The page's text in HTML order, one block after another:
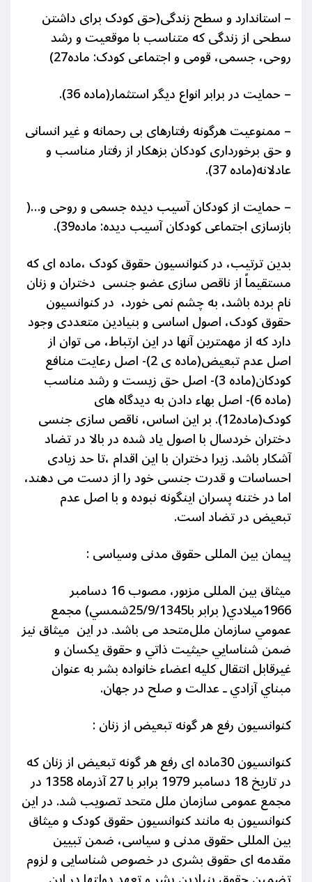
– استاندارد و سطح زندگی(حق کودک برای داشتن
سطحی از زندگی که متناسب با موقعیت و رشد
روحی، جسمی، قومی و اجتماعی کودک: ماده27)
– حمایت در برابر انواع دیگر استثمار(ماده 36).
– ممنوعیت هرگونه رفتارهای بی رحمانه و غیر انسانی
و حق برخورداری کودکان بزهکار از رفتار مناسب و
عادلانه(ماده 37).
– حمایت از کودکان آسیب دیده جسمی و روحی و…(
بازسازی اجتماعی کودکان آسیب دیده: ماده39).
بدین ترتیب، در کنوانسیون حقوق کودک ،ماده ای که
مستقیماً از ناقص سازی عضو جنسی دختران و زنان
نام برده باشد، به چشم نمی خورد، در کنوانسیون
حقوق کودک، اصول اساسی و بنیادین متعددی وجود
دارد که از مهمترین آنها در این ارتباط، می توان از
اصل عدم تبعیض(ماده ی 2)- اصل رعایت منافع
کودکان(ماده 3)- اصل حق زیست و رشد مناسب
(ماده 6)- اصل بهاء دادن به دیدگاه های
کودک(ماده12). بر این اساس، ناقص سازی جنسی
دختران خردسال با اصول یاد شده در بالا در تضاد
آشکار باشد. زیرا دختران با این اقدام ،تا حد زیادی
احساسات و قدرت جنسی خود را از دست می دهند،
اما در ختنه پسران اینگونه نبوده و با اصل عدم
تبعیض در تضاد است.
پیمان بین المللی حقوق مدنی وسیاسی :
میثاق بین المللی مزبور، مصوب‌ 16 دسامبر
1966ميلادي‌( برابر با25/9/1345شمسي‌) مجمع‌
عمومي‌ سازمان‌ ملل‌متحد می باشد. در این میثاق نیز
ضمن‌ شناسايي‌ حيثيت‌ ذاتي‌ و حقوق‌ يكسان‌ و
غيرقابل‌ انتقال‌ كليه‌ اعضاء خانواده‌ بشر به عنوان
مبناي‌ آزادي‌ ـ عدالت‌ و صلح‌ در جهان.
کنوانسیون رفع هر گونه تبعیض از زنان :
کنوانسیون 30ماده ای رفع هر گونه تبعیض از زنان که
در تاریخ 18 دسامبر 1979 برابر با 27 آذرماه 1358 در
مجمع عمومی سازمان ملل متحد تصویب شد. در این
کنوانسیون به مانند کنوانسیون حقوق کودک و میثاق
بین المللی حقوق مدنی و سیاسی، ضمن تبیین
مقدمه ای حقوق بشری در خصوص شناسایی و لزوم